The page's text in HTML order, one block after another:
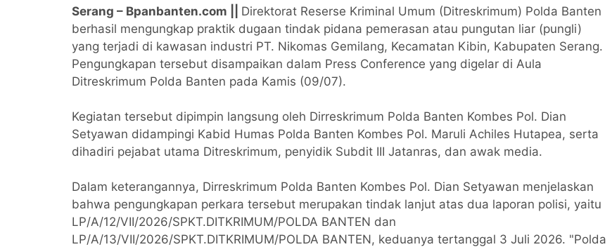
Serang – Bpanbanten.com || Direktorat Reserse Kriminal Umum (Ditreskrimum) Polda Banten
berhasil mengungkap praktik dugaan tindak pidana pemerasan atau pungutan liar (pungli)
yang terjadi di kawasan industri PT. Nikomas Gemilang, Kecamatan Kibin, Kabupaten Serang.
Pengungkapan tersebut disampaikan dalam Press Conference yang digelar di Aula
Ditreskrimum Polda Banten pada Kamis (09/07).
Kegiatan tersebut dipimpin langsung oleh Dirreskrimum Polda Banten Kombes Pol. Dian
Setyawan didampingi Kabid Humas Polda Banten Kombes Pol. Maruli Achiles Hutapea, serta
dihadiri pejabat utama Ditreskrimum, penyidik Subdit III Jatanras, dan awak media.
Dalam keterangannya, Dirreskrimum Polda Banten Kombes Pol. Dian Setyawan menjelaskan
bahwa pengungkapan perkara tersebut merupakan tindak lanjut atas dua laporan polisi, yaitu
LP/A/12/VII/2026/SPKT.DITKRIMUM/POLDA BANTEN dan
LP/A/13/VII/2026/SPKT.DITKRIMUM/POLDA BANTEN, keduanya tertanggal 3 Juli 2026. "Polda